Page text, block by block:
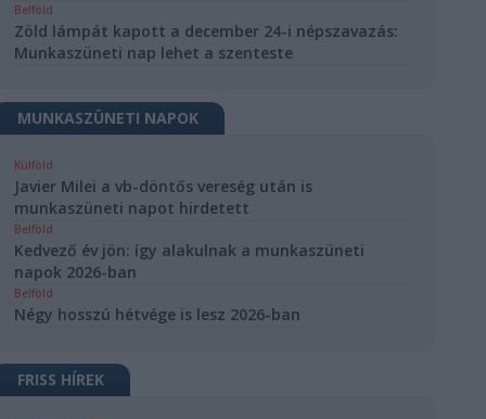
Belföld
Zöld lámpát kapott a december 24-i népszavazás:
Munkaszüneti nap lehet a szenteste
MUNKASZÜNETI NAPOK
Külföld
Javier Milei a vb-döntős vereség után is
munkaszüneti napot hirdetett
Belföld
Kedvező év jön: így alakulnak a munkaszüneti
napok 2026-ban
Belföld
Négy hosszú hétvége is lesz 2026-ban
FRISS HÍREK